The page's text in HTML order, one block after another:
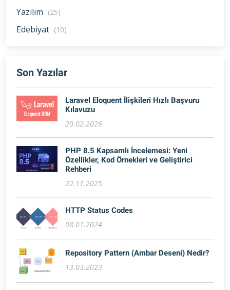
Yazılım (25)
Edebiyat (10)
Son Yazılar
Laravel Eloquent İlişkileri Hızlı Başvuru
Kılavuzu
20.02.2026
PHP 8.5 Kapsamlı İncelemesi: Yeni
Özellikler, Kod Örnekleri ve Geliştirici
Rehberi
22.11.2025
HTTP Status Codes
08.01.2024
Repository Pattern (Ambar Deseni) Nedir?
13.03.2023